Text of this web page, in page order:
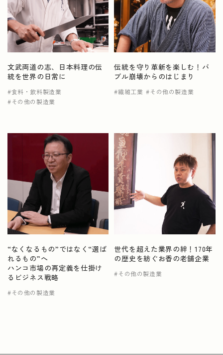
文武両道の志、日本料理の伝
統を世界の日常に
食料・飲料製造業
その他の製造業
伝統を守り革新を楽しむ！バ
ブル崩壊からのはじまり
繊維工業 その他の製造業
“なくなるもの”ではなく“選ば
れるもの”へ
ハンコ市場の再定義を仕掛け
るビジネス戦略
その他の製造業
世代を超えた業界の絆！170年
の歴史を紡ぐお香の老舗企業
その他の製造業